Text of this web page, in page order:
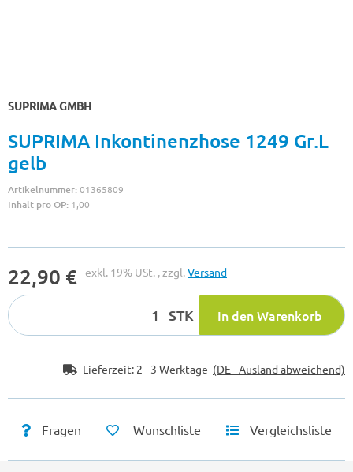
SUPRIMA GMBH
SUPRIMA Inkontinenzhose 1249 Gr.L
gelb
Artikelnummer:01365809
Inhalt pro OP: 1,00
22,90 € exkl. 19% USt. , zzgl.Versand
STK In den Warenkorb
Lieferzeit: 2 - 3 Werktage (DE - Ausland abweichend)
Fragen Wunschliste Vergleichsliste